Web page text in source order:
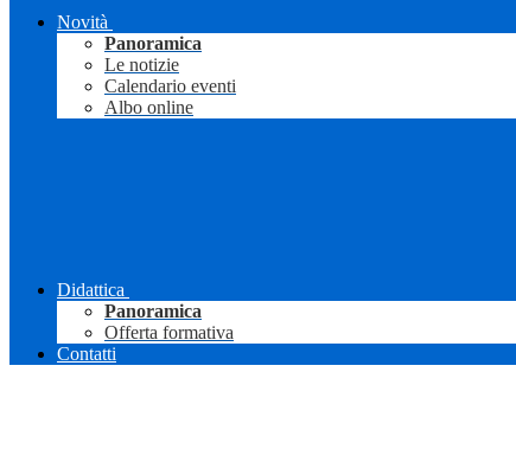
Novità
Panoramica
Le notizie
Calendario eventi
Albo online
Didattica
Panoramica
Offerta formativa
Contatti